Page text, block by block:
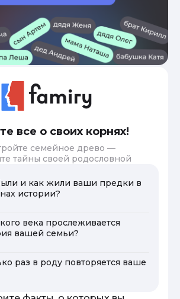
все о своих корнях!
семейное древо —
тайны своей родословной
и как жили ваши предки в
истории?
века прослеживается
вашей семьи?
раз в роду повторяется ваше